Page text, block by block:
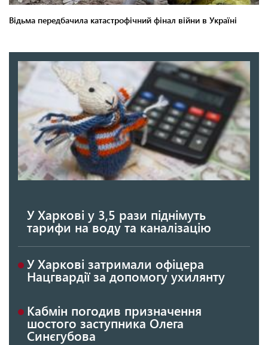
У Харкові у 3,5 рази піднімуть
тарифи на воду та каналізацію
У Харкові затримали офіцера
Нацгвардії за допомогу ухилянту
Кабмін погодив призначення
шостого заступника Олега
Синєгубова